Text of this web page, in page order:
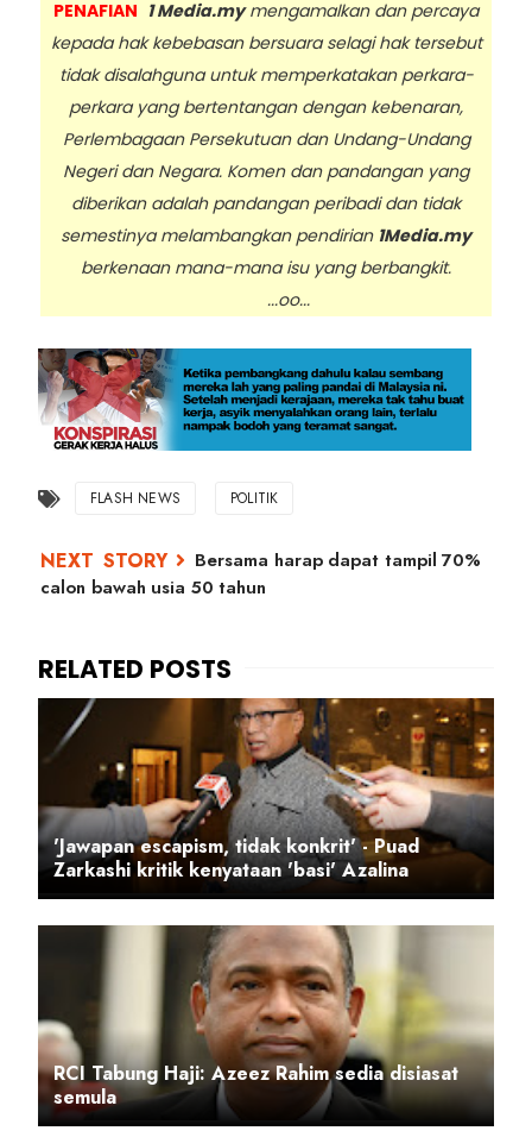
PENAFIAN 1 Media.mymengamalkan dan percaya
kepada hak kebebasan bersuara selagi hak tersebut
tidak disalahguna untuk memperkatakan perkara-
perkara yang bertentangan dengan kebenaran,
Perlembagaan Persekutuan dan Undang-Undang
Negeri dan Negara. Komen dan pandangan yang
diberikan adalah pandangan peribadi dan tidak
semestinya melambangkan pendirian 1Media.my
berkenaan mana-mana isu yang berbangkit.
...oo...
FLASH NEWS POLITIK
Bersama harap dapat tampil 70%
calon bawah usia 50 tahun
'Jawapan escapism, tidak konkrit' - Puad
Zarkashi kritik kenyataan 'basi' Azalina
RCI Tabung Haji: Azeez Rahim sedia disiasat
semula